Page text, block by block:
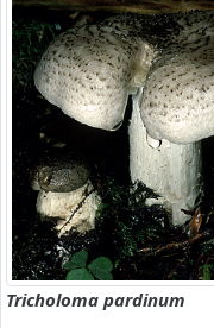
Tricholoma pardinum